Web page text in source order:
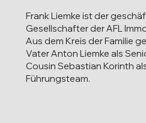
Frank Liemke ist der
Gesellschafter der AFL
Aus dem Kreis der Familie
Vater Anton Liemke als
Cousin Sebastian Korinth
Führungsteam.